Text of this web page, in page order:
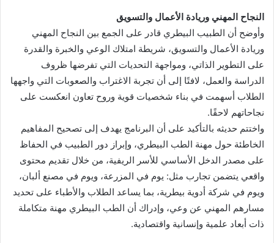
النجاح المهني وريادة الأعمال والتسويق
وأوضح أن الطبيب البيطري قادر على الجمع بين النجاح المهني
وريادة الأعمال والتسويق، شريطة امتلاك الوعي والخبرة والقدرة
على التطوير الذاتي، ومواجهة التحديات التي تفرضها ظروف
الدراسة والعمل، لافتًا إلى أن تجربة الاغتراب والصعوبات التي واجهها
الطلاب أسهمت في بناء شخصيات قوية وروح تعاون انعكست على
نجاحاتهم لاحقًا.
واختتم حديثه بالتأكيد على أن البرنامج يهدف إلى تصحيح المفاهيم
الخاطئة حول مهنة الطب البيطري، وإبراز دور الطبيب في الحفاظ
على مصدر الدخل الأساسي للأسر الريفية، من خلال تقديم محتوى
واقعي يتضمن تجارب مثل: يوم في المزرعة، ويوم في مصنع ألبان،
ويوم في شركة أدوية بيطرية، بما يساعد الطلاب والأطباء على تحديد
مسارهم المهني عن وعي، وإدراك أن الطب البيطري مهنة متكاملة
ذات أبعاد علمية وإنسانية واقتصادية.